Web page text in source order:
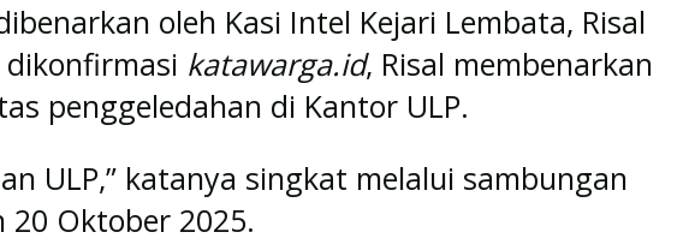
oleh Kasi Intel Kejari Lembata, Risal
katawarga.id, Risal membenarkan
penggeledahan di Kantor ULP.
ULP,” katanya singkat melalui sambungan
20 Oktober 2025.